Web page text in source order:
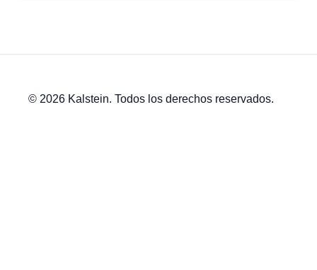
© 2026 Kalstein. Todos los derechos reservados.